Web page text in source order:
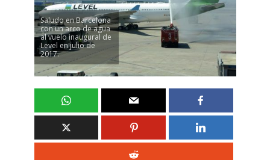
Saludo en Barcelona
con un arco de agua
al vuelo inaugural de
Level en julio de
2017.